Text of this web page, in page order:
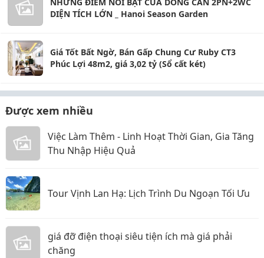
DIỆN TÍCH LỚN _ Hanoi Season Garden
Giá Tốt Bất Ngờ, Bán Gấp Chung Cư Ruby CT3
Phúc Lợi 48m2, giá 3,02 tỷ (Sổ cất két)
Được xem nhiều
Việc Làm Thêm - Linh Hoạt Thời Gian, Gia Tăng
Thu Nhập Hiệu Quả
Tour Vịnh Lan Hạ: Lịch Trình Du Ngoạn Tối Ưu
giá đỡ điện thoại siêu tiện ích mà giá phải
chăng